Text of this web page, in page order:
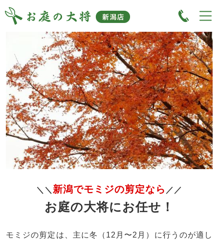
＼＼ 新潟でモミジの剪定なら ／／
お庭の大将にお任せ！
モミジの剪定は、主に冬（12月〜2月）に行うのが適し